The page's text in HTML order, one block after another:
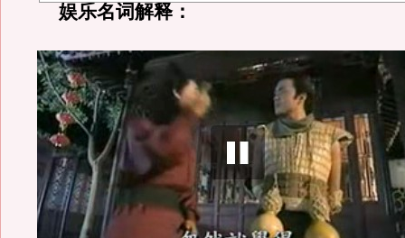
娱乐名词解释：